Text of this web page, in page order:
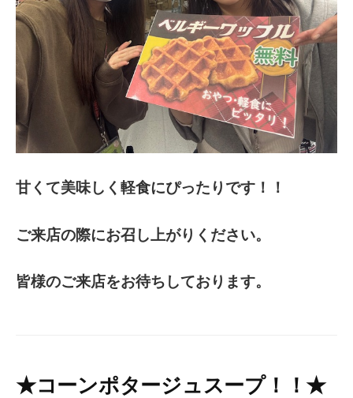
甘くて美味しく軽食にぴったりです！！
ご来店の際にお召し上がりください。
皆様のご来店をお待ちしております。
★コーンポタージュスープ！！★